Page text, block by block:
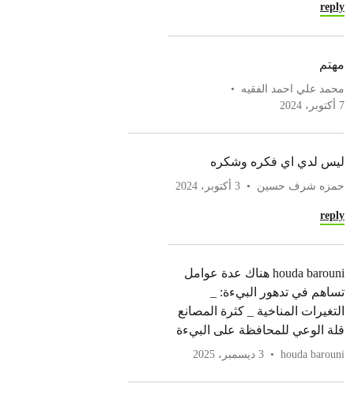
reply
مهتم
محمد علي احمد الفقيه
7 أكتوبر، 2024
ليس لدي اي فكره وشكره
حمزه شرف حسين 3 أكتوبر، 2024
reply
houda barouni هناك عدة عوامل
تساهم في تدهور البيءة: _
التغيرات المناخية _ كثرة المصانع
قلة الوعي للمحافظة على البيءة
houda barouni 3 ديسمبر، 2025